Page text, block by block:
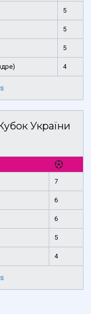
5
5
5
4
України
7
6
6
5
4